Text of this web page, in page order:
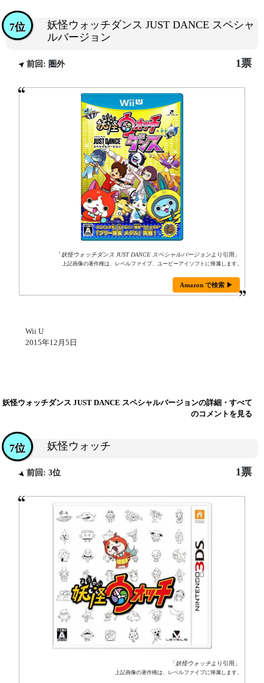
妖怪ウォッチダンス JUST DANCE スペシャ
ルバージョン
7位
前回: 圏外 1票
「妖怪ウォッチダンス JUST DANCE スペシャルバージョンより引用」
上記画像の著作権は、レベルファイブ、ユービーアイソフトに帰属します。
Amazon で検索 ▶
Wii U
2015年12月5日
妖怪ウォッチダンス JUST DANCE スペシャルバージョンの詳細・すべて
のコメントを見る
妖怪ウォッチ
7位
前回: 3位 1票
「妖怪ウォッチより引用」
上記画像の著作権は、レベルファイブに帰属します。